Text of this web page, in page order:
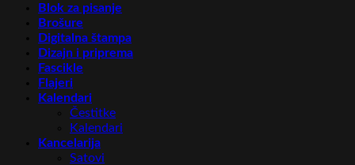
Blok za pisanje
Brošure
Digitalna štampa
Dizajn i priprema
Fascikle
Flajeri
Kalendari
Čestitke
Kalendari
Kancelarija
Satovi